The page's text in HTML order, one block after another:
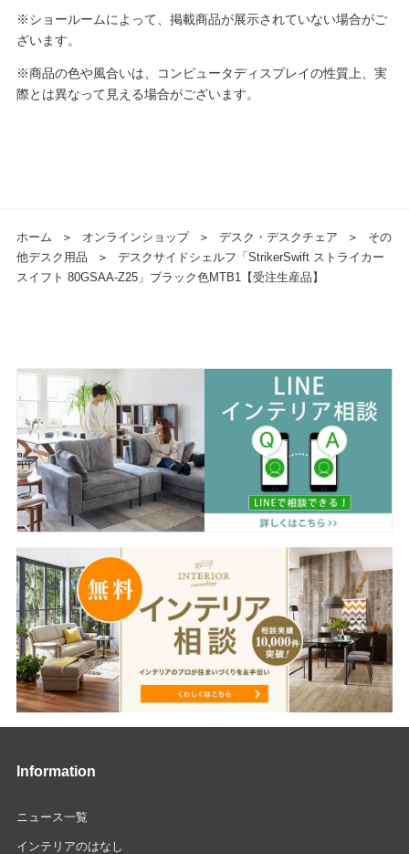
※ショールームによって、掲載商品が展示されていない場合がご
ざいます。
※商品の色や風合いは、コンピュータディスプレイの性質上、実
際とは異なって見える場合がございます。
ホーム ＞ オンラインショップ ＞ デスク・デスクチェア ＞
その
他デスク用品
＞
デスクサイドシェルフ「StrikerSwift ストライカー
スイフト 80GSAA-Z25」ブラック色MTB1【受注生産品】
Information
ニュース一覧
インテリアのはなし